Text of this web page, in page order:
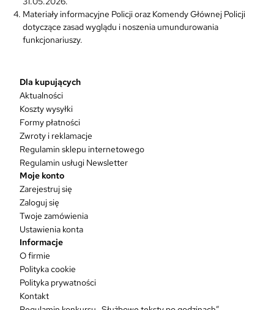
Materiały informacyjne Policji oraz Komendy Głównej Policji
dotyczące zasad wyglądu i noszenia umundurowania
funkcjonariuszy.
Dla kupujących
Aktualności
Koszty wysyłki
Formy płatności
Zwroty i reklamacje
Regulamin sklepu internetowego
Regulamin usługi Newsletter
Moje konto
Zarejestruj się
Zaloguj się
Twoje zamówienia
Ustawienia konta
Informacje
O firmie
Polityka cookie
Polityka prywatności
Kontakt